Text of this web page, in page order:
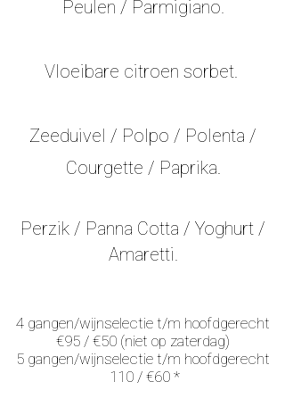
Peulen / Parmigiano.
Vloeibare citroen sorbet. ​
Zeeduivel / Polpo / Polenta /
Courgette / Paprika.
Perzik / Panna Cotta / Yoghurt /
Amaretti.
4 gangen/wijnselectie t/m hoofdgerecht
€95 / €50 (niet op zaterdag)
5 gangen/wijnselectie t/m hoofdgerecht
110 / €60 *